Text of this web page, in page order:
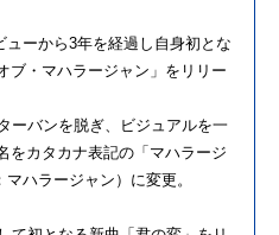
ーから3年を経過し自身初とな
ブ・マハラージャン」をリリー
ーバンを脱ぎ、ビジュアルを一
をカタカナ表記の「マハラージ
ハラージャン）に変更。